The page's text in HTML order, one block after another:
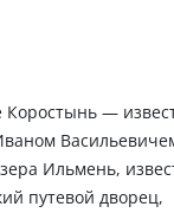
Коростынь —
Ильмень,
путевой дворец,